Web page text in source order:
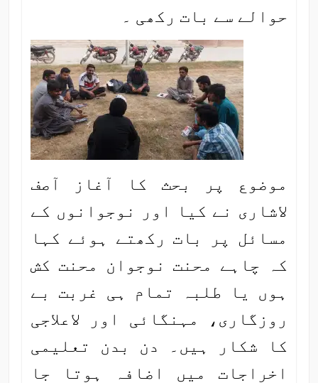
حوالے سے بات رکھی ۔
موضوع پر بحث کا آغاز آصف
لاشاری نے کیا اور نوجوانوں کے
مسائل پر بات رکھتے ہوئے کہا
کہ چاہے محنت نوجوان محنت کش
ہوں یا طلبہ تمام ہی غربت بے
روزگاری، مہنگائی اور لاعلاجی
کا شکار ہیں۔ دن بدن تعلیمی
اخراجات میں اضافہ ہوتا جا